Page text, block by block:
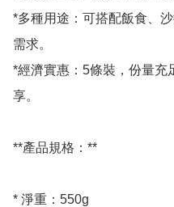
*多種用途：可搭配飯食、
需求。
*經濟實惠：5條裝，份量充
享。
**產品規格：**
* 淨重：550g